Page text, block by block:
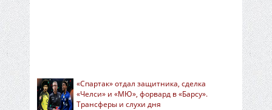
«Спартак» отдал защитника, сделка
«Челси» и «МЮ», форвард в «Барсу».
Трансферы и слухи дня